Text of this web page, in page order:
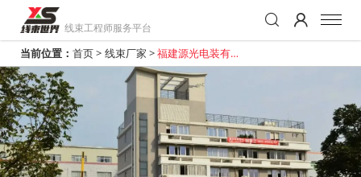
线束工程师服务平台
当前位置： 首页> 线束厂家 >福建源光电装有限
公司